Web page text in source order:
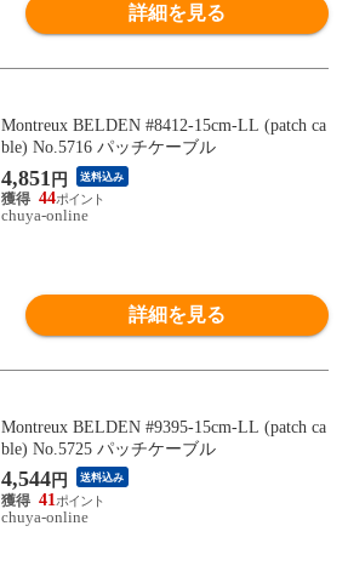
詳細を見る
Montreux BELDEN #8412-15cm-LL (patch ca
ble) No.5716 パッチケーブル
4,851 円 送料込み
44
chuya-online
詳細を見る
Montreux BELDEN #9395-15cm-LL (patch ca
ble) No.5725 パッチケーブル
4,544円 送料込み
41
chuya-online